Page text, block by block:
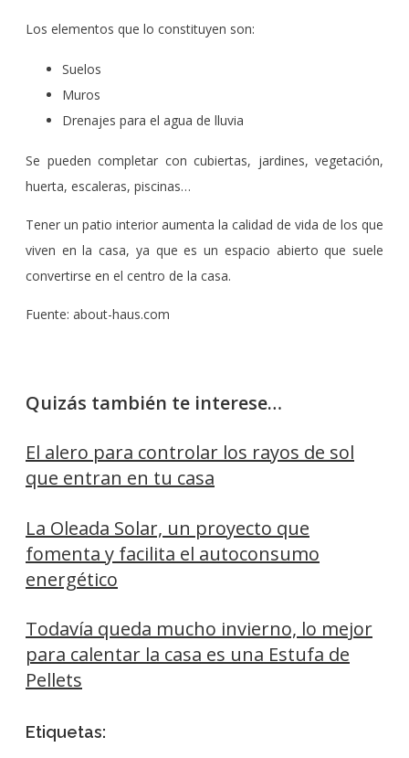
Los elementos que lo constituyen son:
Suelos
Muros
Drenajes para el agua de lluvia
Se pueden completar con cubiertas, jardines, vegetación,
huerta, escaleras, piscinas…
Tener un patio interior aumenta la calidad de vida de los que
viven en la casa, ya que es un espacio abierto que suele
convertirse en el centro de la casa.
Fuente: about-haus.com
Quizás también te interese…
El alero para controlar los rayos de sol
que entran en tu casa
La Oleada Solar, un proyecto que
fomenta y facilita el autoconsumo
energético
Todavía queda mucho invierno, lo mejor
para calentar la casa es una Estufa de
Pellets
Etiquetas: